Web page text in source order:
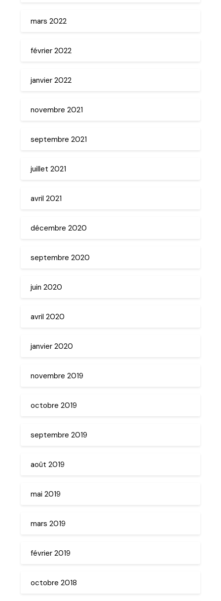
mars 2022
février 2022
janvier 2022
novembre 2021
septembre 2021
juillet 2021
avril 2021
décembre 2020
septembre 2020
juin 2020
avril 2020
janvier 2020
novembre 2019
octobre 2019
septembre 2019
août 2019
mai 2019
mars 2019
février 2019
octobre 2018